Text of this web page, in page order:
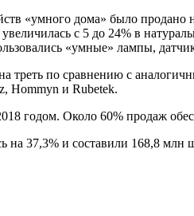
«умного дома» было продано
с 5 до 24% в
«умные» лампы,
по сравнению с
Hommyn и Rubetek.
годом. Около 60% продаж
на 37,3% и составили 168,8 млн